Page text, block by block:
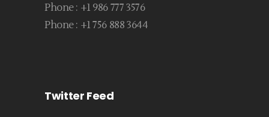
Phone : +1 986 777 3576
Phone : +1 756 888 3644
Twitter Feed